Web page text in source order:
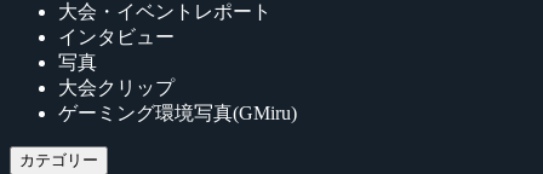
大会・イベントレポート
インタビュー
写真
大会クリップ
ゲーミング環境写真(GMiru)
カテゴリー